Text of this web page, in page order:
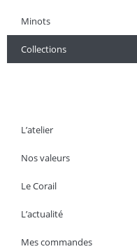
Minots
Collections
L’atelier
Nos valeurs
Le Corail
L’actualité
Mes commandes